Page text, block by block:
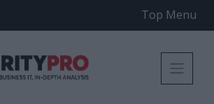
Top Menu